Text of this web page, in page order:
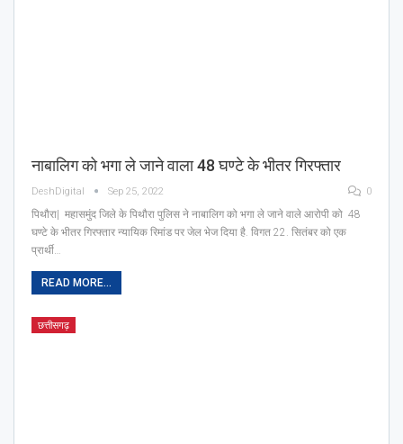
नाबालिग को भगा ले जाने वाला 48 घण्टे के भीतर गिरफ्तार
DeshDigital Sep 25, 2022 0
पिथौरा| महासमुंद जिले के पिथौरा पुलिस ने नाबालिग को भगा ले जाने वाले आरोपी को 48
घण्टे के भीतर गिरफ्तार न्यायिक रिमांड पर जेल भेज दिया है. विगत 22. सितंबर को एक
प्रार्थी…
READ MORE...
छत्तीसगढ़